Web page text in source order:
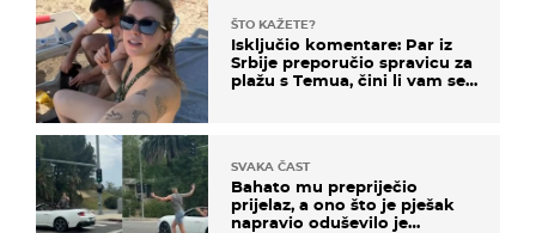
ŠTO KAŽETE?
Isključio komentare: Par iz
Srbije preporučio spravicu za
plažu s Temua, čini li vam se
SVAKA ČAST
Bahato mu prepriječio
prijelaz, a ono što je pješak
napravio oduševilo je